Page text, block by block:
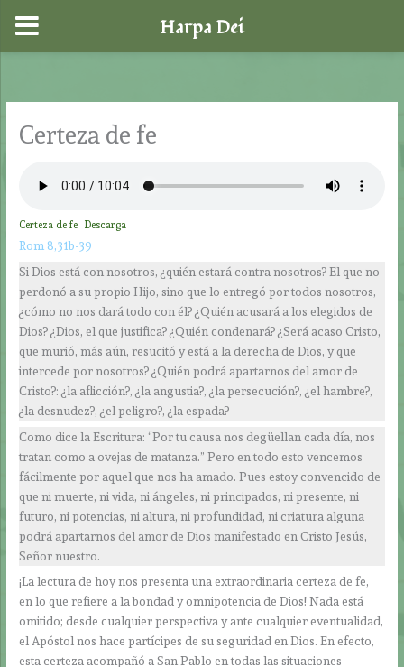
contenido
Certeza de fe
Certeza de fe Descarga
Rom 8,31b-39
Si Dios está con nosotros, ¿quién estará contra nosotros? El que no
perdonó a su propio Hijo, sino que lo entregó por todos nosotros,
¿cómo no nos dará todo con él? ¿Quién acusará a los elegidos de
Dios? ¿Dios, el que justifica? ¿Quién condenará? ¿Será acaso Cristo,
que murió, más aún, resucitó y está a la derecha de Dios, y que
intercede por nosotros? ¿Quién podrá apartarnos del amor de
Cristo?: ¿la aflicción?, ¿la angustia?, ¿la persecución?, ¿el hambre?,
¿la desnudez?, ¿el peligro?, ¿la espada?
Como dice la Escritura: “Por tu causa nos degüellan cada día, nos
tratan como a ovejas de matanza.” Pero en todo esto vencemos
fácilmente por aquel que nos ha amado. Pues estoy convencido de
que ni muerte, ni vida, ni ángeles, ni principados, ni presente, ni
futuro, ni potencias, ni altura, ni profundidad, ni criatura alguna
podrá apartarnos del amor de Dios manifestado en Cristo Jesús,
Señor nuestro.
¡La lectura de hoy nos presenta una extraordinaria certeza de fe,
en lo que refiere a la bondad y omnipotencia de Dios! Nada está
omitido; desde cualquier perspectiva y ante cualquier eventualidad,
el Apóstol nos hace partícipes de su seguridad en Dios. En efecto,
esta certeza acompañó a San Pablo en todas las situaciones
Harpa Dei